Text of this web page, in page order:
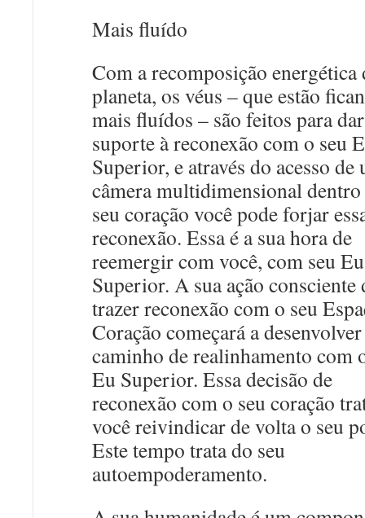
Mais fluído
Com a recomposição energética
planeta, os véus – que estão
mais fluídos – são feitos para dar
suporte à reconexão com o seu
Superior, e através do acesso de
câmera multidimensional
seu coração você pode forjar
reconexão. Essa é a sua hora de
reemergir com você, com seu Eu
Superior. A sua ação consciente
trazer reconexão com o seu
Coração começará a
caminho de realinhamento com
Eu Superior. Essa decisão de
reconexão com o seu coração
você reivindicar de volta o seu
Este tempo trata do seu
autoempoderamento.